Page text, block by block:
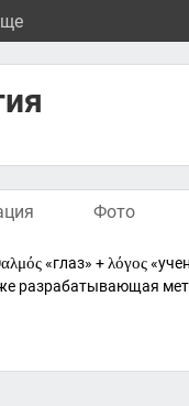
Фото
«глаз» +λόγος
разрабатывающая